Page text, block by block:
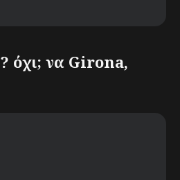
όχι; να Girona,